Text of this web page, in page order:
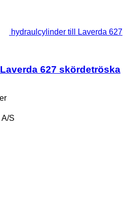
hydraulcylinder till Laverda 627
627 skördetröska
S